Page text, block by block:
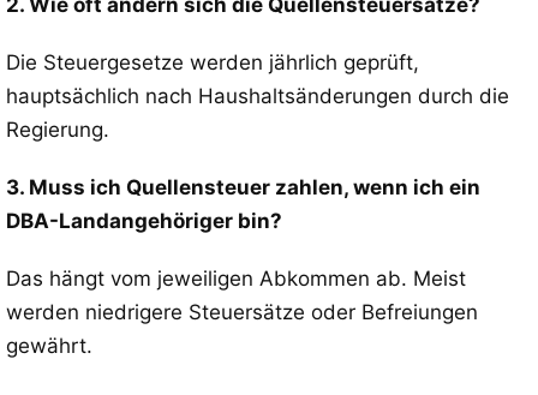
2. Wie oft ändern sich die Quellensteuersätze?
Die Steuergesetze werden jährlich geprüft,
hauptsächlich nach Haushaltsänderungen durch die
Regierung.
3. Muss ich Quellensteuer zahlen, wenn ich ein
DBA-Landangehöriger bin?
Das hängt vom jeweiligen Abkommen ab. Meist
werden niedrigere Steuersätze oder Befreiungen
gewährt.